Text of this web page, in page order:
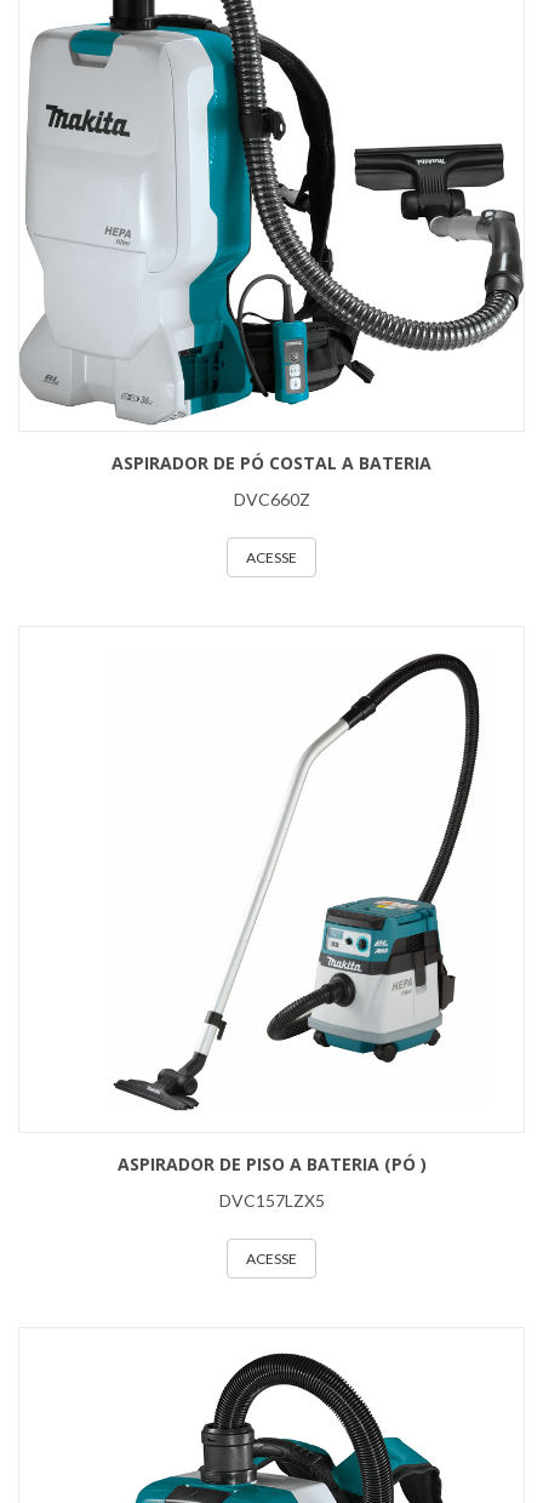
ASPIRADOR DE PÓ COSTAL A BATERIA
DVC660Z
ACESSE
ASPIRADOR DE PISO A BATERIA (PÓ )
DVC157LZX5
ACESSE